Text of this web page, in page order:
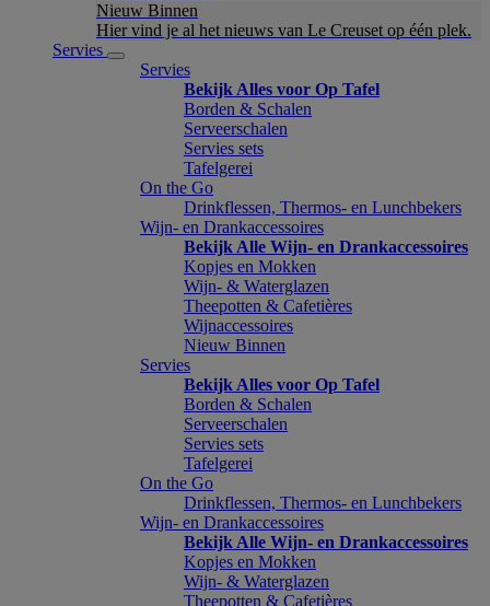
Nieuw Binnen
Hier vind je al het nieuws van Le Creuset op één plek.
Servies
Servies
Bekijk Alles voor Op Tafel
Borden & Schalen
Serveerschalen
Servies sets
Tafelgerei
On the Go
Drinkflessen, Thermos- en Lunchbekers
Wijn- en Drankaccessoires
Bekijk Alle Wijn- en Drankaccessoires
Kopjes en Mokken
Wijn- & Waterglazen
Theepotten & Cafetières
Wijnaccessoires
Nieuw Binnen
Servies
Bekijk Alles voor Op Tafel
Borden & Schalen
Serveerschalen
Servies sets
Tafelgerei
On the Go
Drinkflessen, Thermos- en Lunchbekers
Wijn- en Drankaccessoires
Bekijk Alle Wijn- en Drankaccessoires
Kopjes en Mokken
Wijn- & Waterglazen
Theepotten & Cafetières